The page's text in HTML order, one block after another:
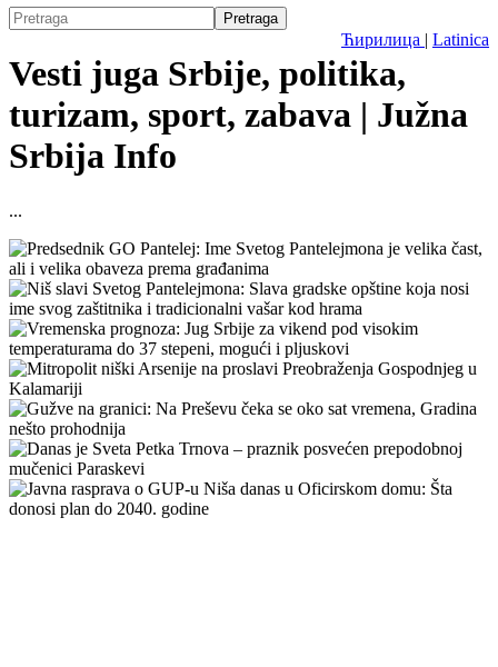
Ћирилица | Latinica
Vesti juga Srbije, politika,
turizam, sport, zabava | Južna
Srbija Info
...